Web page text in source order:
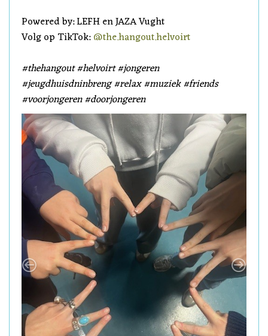
Powered by: LEFH en JAZA Vught
Volg op TikTok:@the.hangout.helvoirt
#thehangout #helvoirt #jongeren
#jeugdhuisdninbreng #relax #muziek #friends
#voorjongeren #doorjongeren
Previous Next